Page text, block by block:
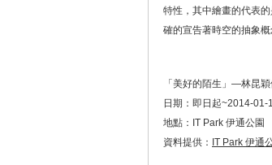
特性，其中繪畫的代表
確的宣告著時空的抽象概
「美好的陌生」—林昆穎
日期：即日起~2014-01-
地點：IT Park 伊通公園
資料提供： IT Park 伊通